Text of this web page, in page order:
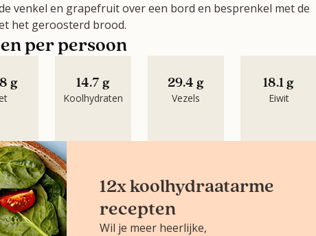
venkel en grapefruit over een bord en besprenkel met de
het geroosterd brood.
per persoon
g 14.7 g
Koolhydraten
29.4 g
Vezels
18.1 g
Eiwit
12x koolhydraatarme
recepten
Wil je meer heerlijke,